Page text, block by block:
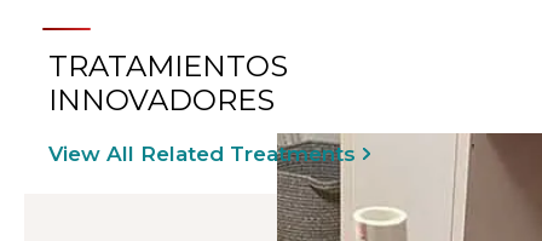
TRATAMIENTOS
INNOVADORES
View All Related Treatments